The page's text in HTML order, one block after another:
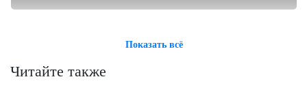
Показать всё
Читайте также